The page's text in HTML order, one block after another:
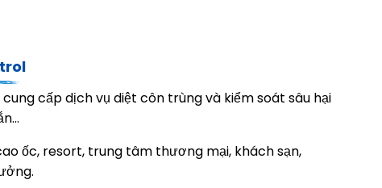
cấp dịch vụ diệt côn trùng và kiểm soát sâu hại
ốc, resort, trung tâm thương mại, khách sạn,